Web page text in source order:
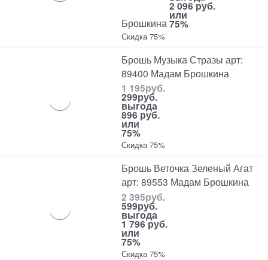
Брошкина
2 096 руб.
или
75%
Скидка 75%
Брошь Музыка Стразы арт:
89400 Мадам Брошкина
1 195руб.
299руб.
выгода
896 руб.
или
75%
Скидка 75%
Брошь Веточка Зеленый Агат
арт: 89553 Мадам Брошкина
2 395руб.
599руб.
выгода
1 796 руб.
или
75%
Скидка 75%